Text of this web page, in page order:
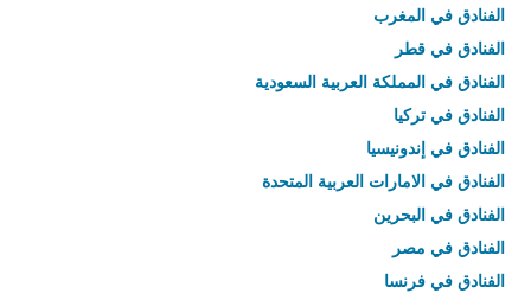
الفنادق في المغرب
الفنادق في قطر
الفنادق في المملكة العربية السعودية
الفنادق في تركيا
الفنادق في إندونيسيا
الفنادق في الامارات العربية المتحدة
الفنادق في البحرين
الفنادق في مصر
الفنادق في فرنسا